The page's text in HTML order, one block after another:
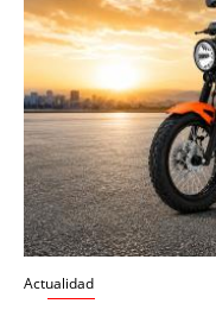
Actualidad